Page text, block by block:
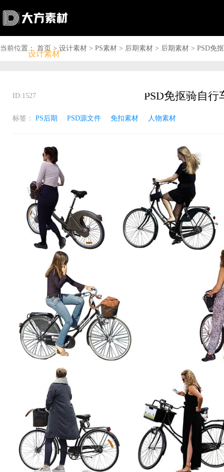
首页 设计素材 软件下载 问答资讯 商城
 充值 登录
当前位置：首页 >设计素材 > PS素材 > 后期素材 > 后期素材 > PSD免
PSD免抠骑自
ID:1527
标签： PS后期 PSD源文件 免扣素材 人物素材